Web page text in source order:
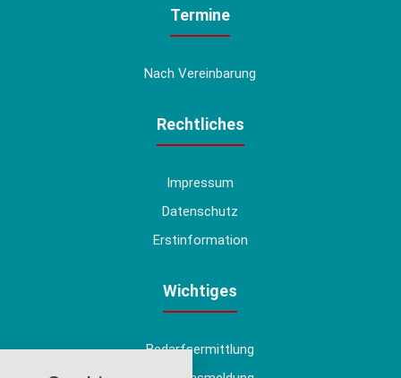
Termine
Nach Vereinbarung
Rechtliches
Impressum
Datenschutz
Erstinformation
Wichtiges
Bedarfsermittlung